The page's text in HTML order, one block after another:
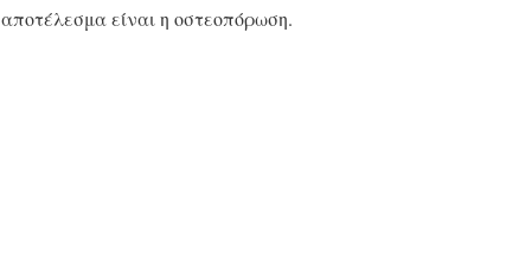
αποτέλεσμα είναι η οστεοπόρωση.